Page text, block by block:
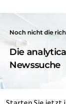
Noch nicht die
Die
Newssuche